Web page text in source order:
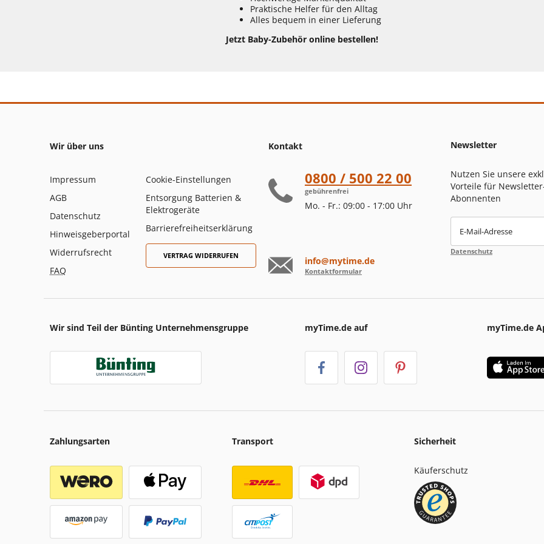
Praktische Helfer für den Alltag
Alles bequem in einer Lieferung
Jetzt Baby-Zubehör online bestellen!
Wir über uns
Impressum
AGB
Datenschutz
Hinweisgeberportal
Widerrufsrecht
FAQ
Cookie-Einstellungen
Entsorgung Batterien &
Elektrogeräte
Barrierefreiheitserklärung
VERTRAG WIDERRUFEN
Kontakt
0800 / 500 22 00
gebührenfrei
Mo. - Fr.: 09:00 - 17:00 Uhr
info@mytime.de
Kontaktformular
Newsletter
Nutzen Sie unsere
Vorteile für
Abonnenten
E-Mail-Adresse
Datenschutz
Wir sind Teil der Bünting Unternehmensgruppe myTime.de auf myTime.de
Zahlungsarten Transport Sicherheit
Käuferschutz